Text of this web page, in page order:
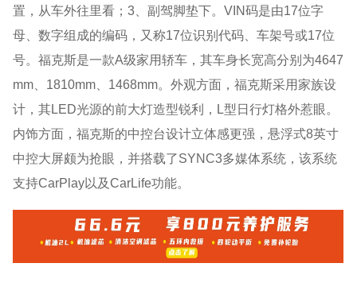
置，从车外往里看；3、副驾脚垫下。VIN码是由17位字
母、数字组成的编码，又称17位识别代码、车架号或17位
号。福克斯是一款A级家用轿车，其车身长宽高分别为4647
mm、1810mm、1468mm。外观方面，福克斯采用家族设
计，其LED光源的前大灯造型锐利，L型日行灯格外惹眼。
内饰方面，福克斯的中控台设计立体感更强，悬浮式8英寸
中控大屏颇为抢眼，并搭载了SYNC3多媒体系统，该系统
支持CarPlay以及CarLife功能。